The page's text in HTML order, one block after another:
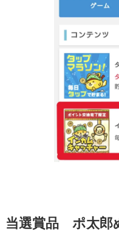
当選賞品 ポ太郎